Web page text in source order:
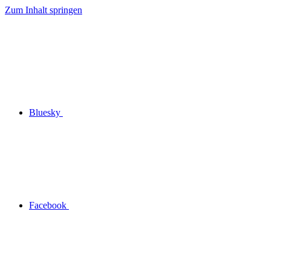
Zum Inhalt springen
Bluesky
Facebook